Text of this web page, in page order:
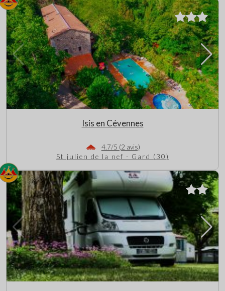
Isis en Cévennes
4.7/5 (2 avis)
St julien de la nef - Gard (30)